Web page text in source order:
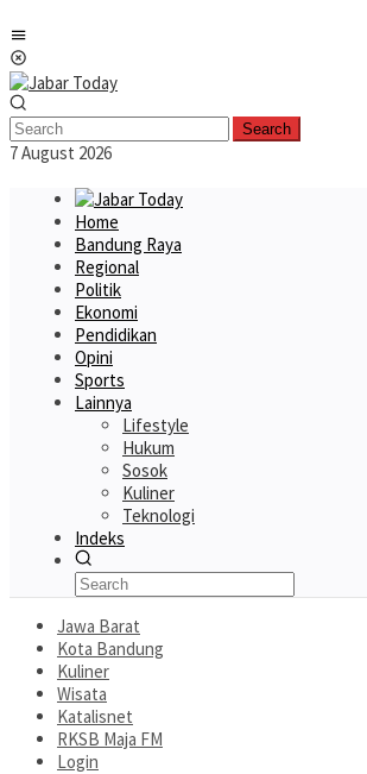
to
content
Search
7 August 2026
Home
Bandung Raya
Regional
Politik
Ekonomi
Pendidikan
Opini
Sports
Lainnya
Lifestyle
Hukum
Sosok
Kuliner
Teknologi
Indeks
Jawa Barat
Kota Bandung
Kuliner
Wisata
Katalisnet
RKSB Maja FM
Login